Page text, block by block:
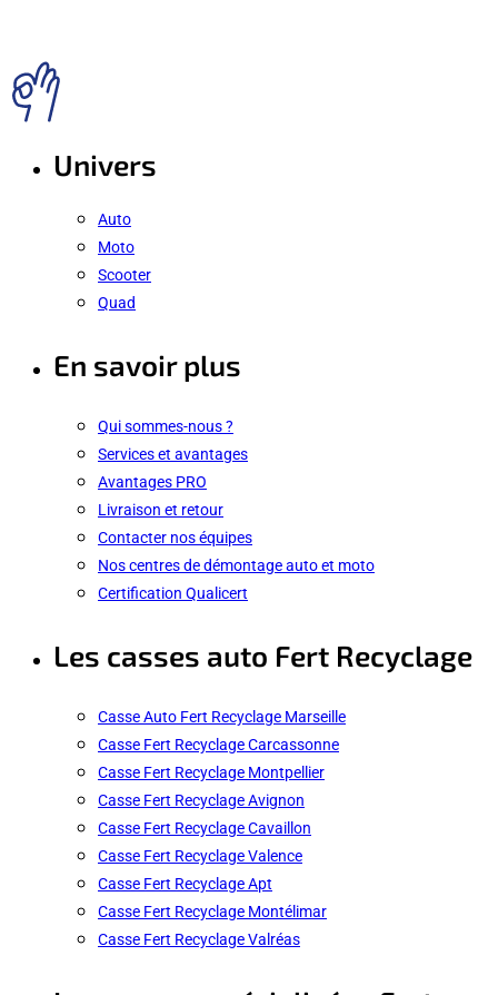
Univers
Auto
Moto
Scooter
Quad
En savoir plus
Qui sommes-nous ?
Services et avantages
Avantages PRO
Livraison et retour
Contacter nos équipes
Nos centres de démontage auto et moto
Certification Qualicert
Les casses auto Fert Recyclage
Casse Auto Fert Recyclage Marseille
Casse Fert Recyclage Carcassonne
Casse Fert Recyclage Montpellier
Casse Fert Recyclage Avignon
Casse Fert Recyclage Cavaillon
Casse Fert Recyclage Valence
Casse Fert Recyclage Apt
Casse Fert Recyclage Montélimar
Casse Fert Recyclage Valréas